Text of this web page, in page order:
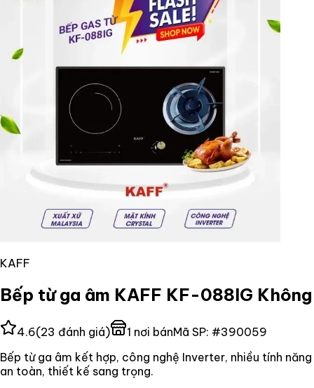
KAFF
Bếp từ ga âm KAFF KF-088IG Không
4.6(23 đánh giá) 1 nơi bánMã SP: #390059
Bếp từ ga âm kết hợp, công nghệ Inverter, nhiều tính năng
an toàn, thiết kế sang trọng.